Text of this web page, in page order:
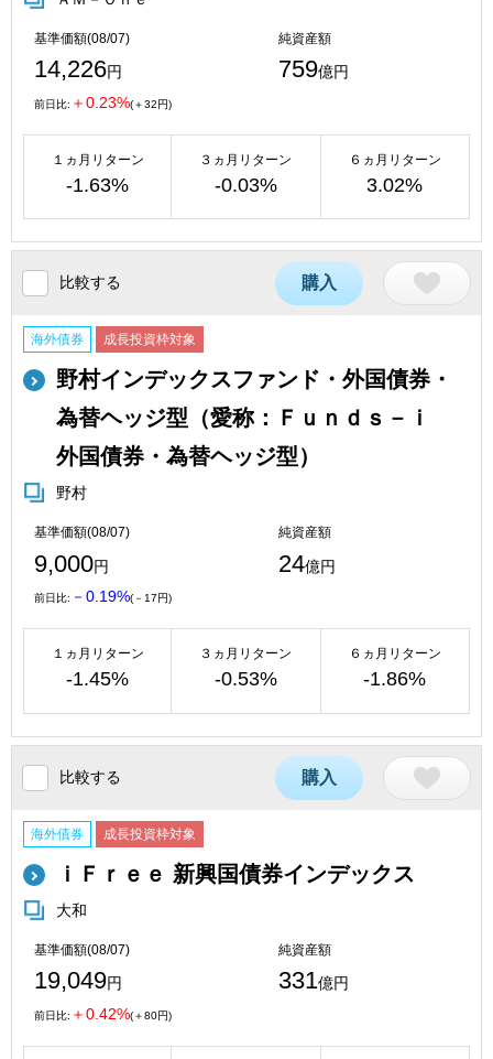
基準価額(08/07)
14,226円
純資産額
759億円
前日比: ＋0.23%(＋32円)
１ヵ月リターン
-1.63%
３ヵ月リターン
-0.03%
６ヵ月リターン
3.02%
比較する 購入
海外債券 成長投資枠対象
野村インデックスファンド・外国債券・
為替ヘッジ型（愛称：Ｆｕｎｄｓ－ｉ
外国債券・為替ヘッジ型）
野村
基準価額(08/07)
9,000円
純資産額
24億円
前日比: －0.19%(－17円)
１ヵ月リターン
-1.45%
３ヵ月リターン
-0.53%
６ヵ月リターン
-1.86%
比較する 購入
海外債券 成長投資枠対象
ｉＦｒｅｅ 新興国債券インデックス
大和
基準価額(08/07)
19,049円
純資産額
331億円
前日比: ＋0.42%(＋80円)